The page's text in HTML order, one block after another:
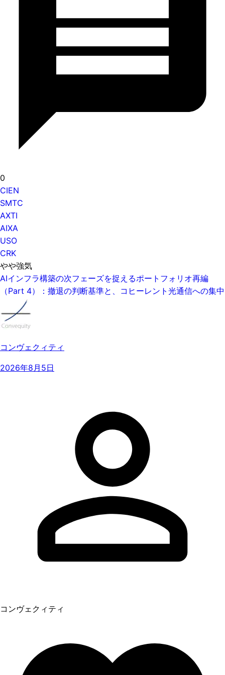
0
CIEN
SMTC
AXTI
AIXA
USO
CRK
やや強気
AIインフラ構築の次フェーズを捉えるポートフォリオ再編
（Part 4）：撤退の判断基準と、コヒーレント光通信への集中
コンヴェクィティ
2026年8月5日
コンヴェクィティ